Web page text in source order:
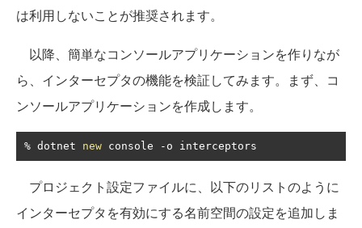
は利用しないことが推奨されます。
以降、簡単なコンソールアプリケーションを作りなが
ら、インターセプタの機能を検証してみます。まず、コ
ンソールアプリケーションを作成します。
% dotnet new console - o interceptors
プロジェクト設定ファイルに、以下のリストのように
インターセプタを有効にする名前空間の設定を追加しま